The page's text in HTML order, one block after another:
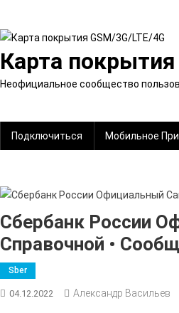
содержимому
Карта
Неофициальное сообщество
Подключиться Мобильное
Сбербанк России
Справочной •
Sber
04.12.2022 Александр Васильев